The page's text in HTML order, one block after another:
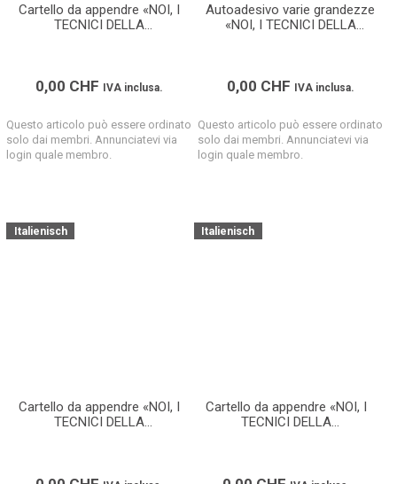
Cartello da appendre «NOI, I
TECNICI DELLA
0,00 CHF IVA inclusa.
Questo articolo può essere ordinato
solo dai membri. Annunciatevi via
login quale membro.
Autoadesivo varie grandezze
«NOI, I TECNICI DELLA
0,00 CHF IVA inclusa.
Questo articolo può essere ordinato
solo dai membri. Annunciatevi via
login quale membro.
Italienisch
Cartello da appendre «NOI, I
TECNICI DELLA
Italienisch
Cartello da appendre «NOI, I
TECNICI DELLA